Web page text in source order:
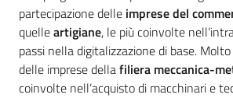
partecipazione delle imprese del
quelleartigiane, le più coinvolte
passi nella digitalizzazione di base.
delle imprese dellafiliera meccanica-
coinvolte nell’acquisto di macchinari e